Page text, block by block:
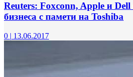
Reuters: Foxconn, Apple и Dell
бизнеса с памети на Toshiba
0 | 13.06.2017